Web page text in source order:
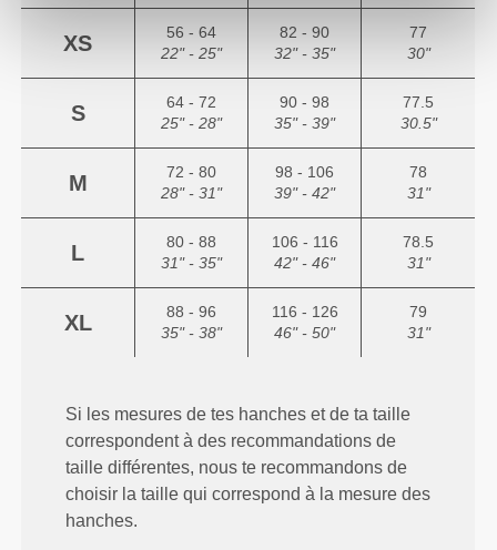
XS
56 - 64
22" - 25"
82 - 90
32" - 35"
77
30"
S
64 - 72
25" - 28"
90 - 98
35" - 39"
77.5
30.5"
M
72 - 80
28" - 31"
98 - 106
39" - 42"
78
31"
L
80 - 88
31" - 35"
106 - 116
42" - 46"
78.5
31"
XL
88 - 96
35" - 38"
116 - 126
46" - 50"
79
31"
Si les mesures de tes hanches et de ta taille
correspondent à des recommandations de
taille différentes, nous te recommandons de
choisir la taille qui correspond à la mesure des
hanches.